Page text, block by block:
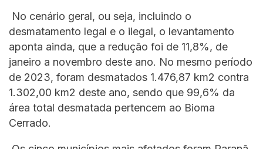
No cenário geral, ou seja, incluindo o
desmatamento legal e o ilegal, o levantamento
aponta ainda, que a redução foi de 11,8%, de
janeiro a novembro deste ano. No mesmo período
de 2023, foram desmatados 1.476,87 km2 contra
1.302,00 km2 deste ano, sendo que 99,6% da
área total desmatada pertencem ao Bioma
Cerrado.